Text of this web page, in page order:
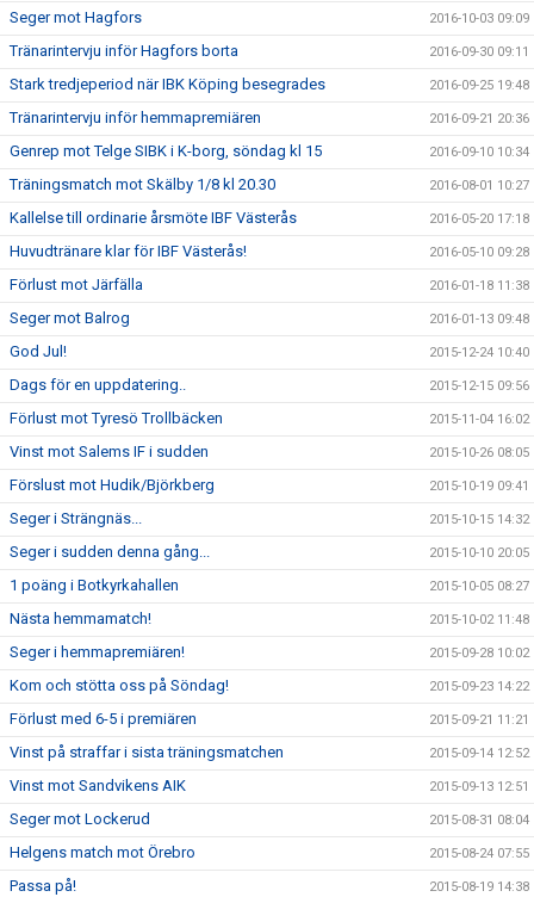
Seger mot Hagfors 2016-10-03 09:09
Tränarintervju inför Hagfors borta 2016-09-30 09:11
Stark tredjeperiod när IBK Köping besegrades 2016-09-25 19:48
Tränarintervju inför hemmapremiären 2016-09-21 20:36
Genrep mot Telge SIBK i K-borg, söndag kl 15 2016-09-10 10:34
Träningsmatch mot Skälby 1/8 kl 20.30 2016-08-01 10:27
Kallelse till ordinarie årsmöte IBF Västerås 2016-05-20 17:18
Huvudtränare klar för IBF Västerås! 2016-05-10 09:28
Förlust mot Järfälla 2016-01-18 11:38
Seger mot Balrog 2016-01-13 09:48
God Jul! 2015-12-24 10:40
Dags för en uppdatering.. 2015-12-15 09:56
Förlust mot Tyresö Trollbäcken 2015-11-04 16:02
Vinst mot Salems IF i sudden 2015-10-26 08:05
Förslust mot Hudik/Björkberg 2015-10-19 09:41
Seger i Strängnäs... 2015-10-15 14:32
Seger i sudden denna gång... 2015-10-10 20:05
1 poäng i Botkyrkahallen 2015-10-05 08:27
Nästa hemmamatch! 2015-10-02 11:48
Seger i hemmapremiären! 2015-09-28 10:02
Kom och stötta oss på Söndag! 2015-09-23 14:22
Förlust med 6-5 i premiären 2015-09-21 11:21
Vinst på straffar i sista träningsmatchen 2015-09-14 12:52
Vinst mot Sandvikens AIK 2015-09-13 12:51
Seger mot Lockerud 2015-08-31 08:04
Helgens match mot Örebro 2015-08-24 07:55
Passa på! 2015-08-19 14:38